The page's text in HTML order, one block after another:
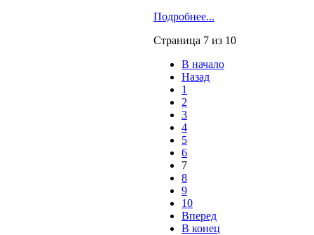
Подробнее...
Страница 7 из 10
В начало
Назад
1
2
3
4
5
6
7
8
9
10
Вперед
В конец